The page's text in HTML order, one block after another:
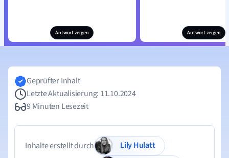
Antwort zeigen Antwort zeigen
Geprüfter Inhalt
Letzte Aktualisierung: 11.10.2024
9 Minuten Lesezeit
Inhalte erstellt durch
Lily Hulatt